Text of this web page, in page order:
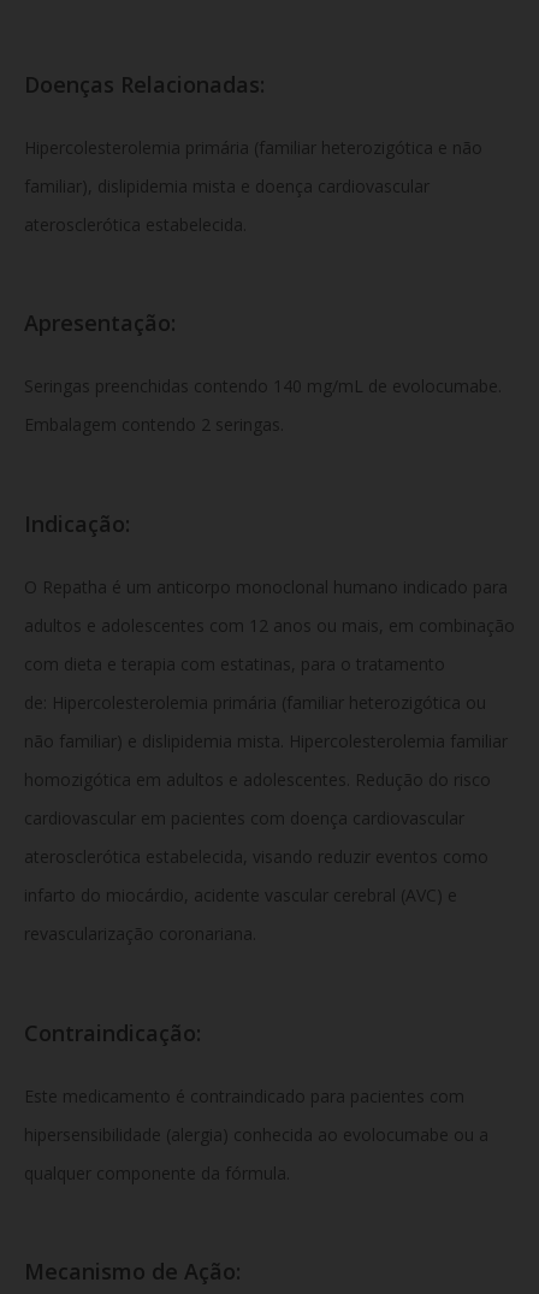
Doenças Relacionadas:
Hipercolesterolemia primária (familiar heterozigótica e não
familiar), dislipidemia mista e doença cardiovascular
aterosclerótica estabelecida.
Apresentação:
Seringas preenchidas contendo 140 mg/mL de evolocumabe.
Embalagem contendo 2 seringas.
Indicação:
O Repatha é um anticorpo monoclonal humano indicado para
adultos e adolescentes com 12 anos ou mais, em combinação
com dieta e terapia com estatinas, para o tratamento
de: Hipercolesterolemia primária (familiar heterozigótica ou
não familiar) e dislipidemia mista. Hipercolesterolemia familiar
homozigótica em adultos e adolescentes. Redução do risco
cardiovascular em pacientes com doença cardiovascular
aterosclerótica estabelecida, visando reduzir eventos como
infarto do miocárdio, acidente vascular cerebral (AVC) e
revascularização coronariana.
Contraindicação:
Este medicamento é contraindicado para pacientes com
hipersensibilidade (alergia) conhecida ao evolocumabe ou a
qualquer componente da fórmula.
Mecanismo de Ação: